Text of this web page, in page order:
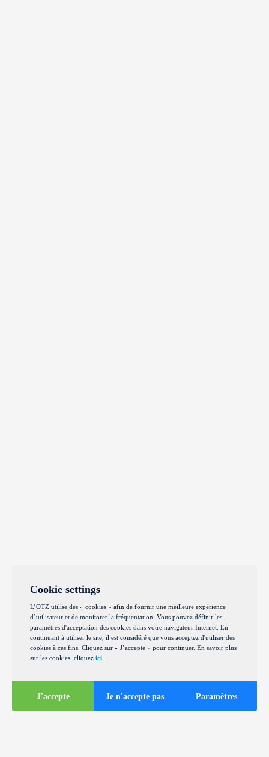
Cookie settings
L’OTZ utilise des « cookies » afin de fournir une meilleure expérience
d’utilisateur et de monitorer la fréquentation. Vous pouvez définir les
paramètres d'acceptation des cookies dans votre navigateur Internet. En
continuant à utiliser le site, il est considéré que vous acceptez d'utiliser des
cookies à ces fins. Cliquez sur « J’accepte » pour continuer. En savoir plus
sur les cookies, cliquez ici
J'accepte Je n'accepte pas Paramètres